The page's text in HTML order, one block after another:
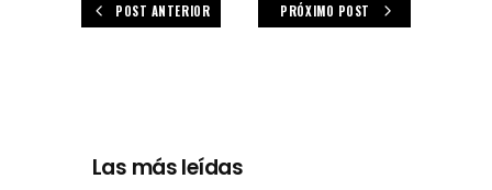
POST ANTERIOR PRÓXIMO POST
Las más leídas